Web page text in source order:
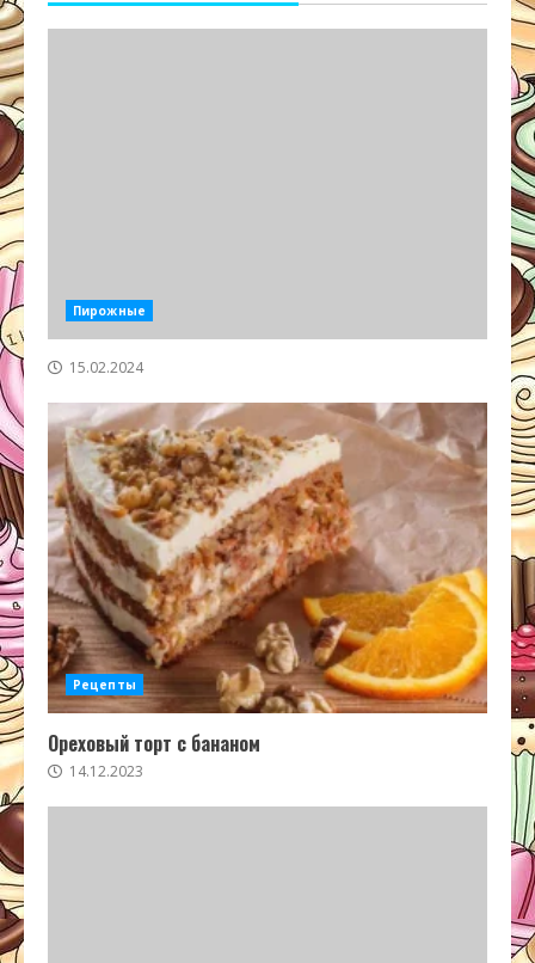
Пирожные
15.02.2024
Рецепты
Ореховый торт с бананом
14.12.2023